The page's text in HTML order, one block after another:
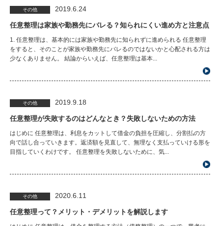
その他 2019.6.24
任意整理は家族や勤務先にバレる？知られにくい進め方と注意点
1. 任意整理は、基本的には家族や勤務先に知られずに進められる 任意整理
をすると、そのことが家族や勤務先にバレるのではないかと心配される方は
少なくありません。 結論からいえば、任意整理は基本...
その他 2019.9.18
任意整理が失敗するのはどんなとき？失敗しないための方法
はじめに 任意整理は、利息をカットして借金の負担を圧縮し、分割払の方
向で話し合っていきます。返済額を見直して、無理なく支払っていける形を
目指していくわけです。 任意整理を失敗しないために、気...
その他 2020.6.11
任意整理って？メリット・デメリットを解説します